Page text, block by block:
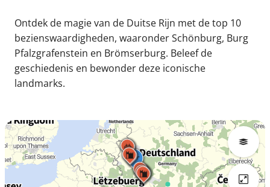
Ontdek de magie van de Duitse Rijn met de top 10
bezienswaardigheden, waaronder Schönburg, Burg
Pfalzgrafenstein en Brömserburg. Beleef de
geschiedenis en bewonder deze iconische
landmarks.